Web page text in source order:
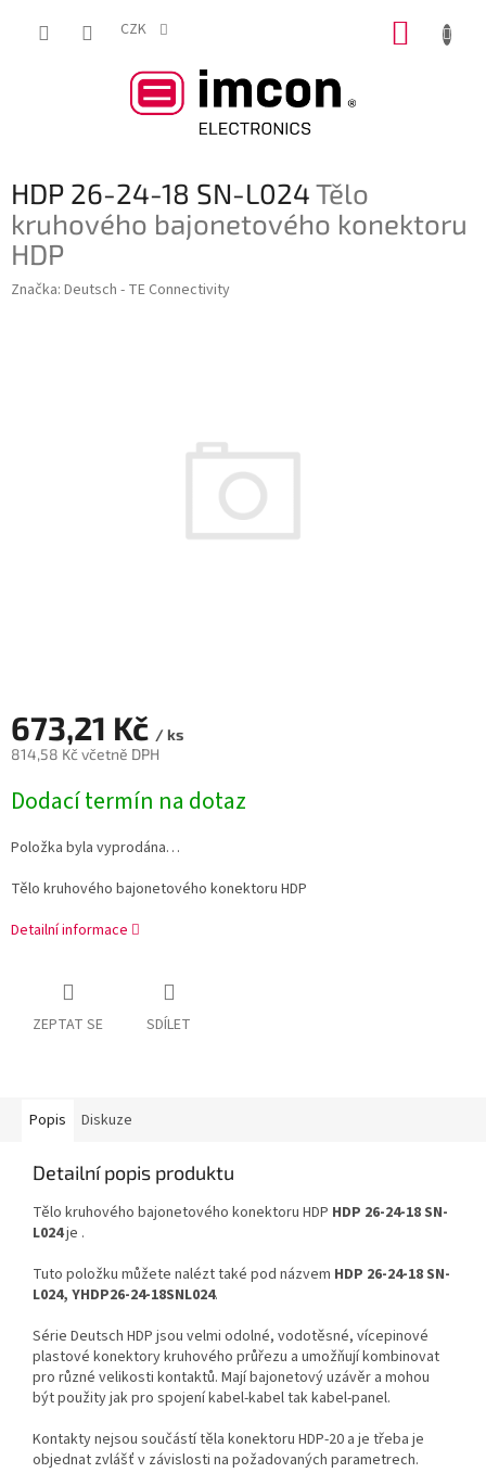
CZK
HDP 26-24-18 SN-L024Tělo
kruhového bajonetového konektoru
HDP
Značka: Deutsch - TE Connectivity
673,21 Kč / ks
814,58 Kč včetně DPH
cena:
Dodací termín na dotaz
Položka byla vyprodána…
Tělo kruhového bajonetového konektoru HDP
Detailní informace
ZEPTAT SE SDÍLET
Popis Diskuze
Detailní popis produktu
Tělo kruhového bajonetového konektoru HDP HDP 26-24-18 SN-
L024je .
Tuto položku můžete nalézt také pod názvem HDP 26-24-18 SN-
L024, YHDP26-24-18SNL024.
Série Deutsch HDP jsou velmi odolné, vodotěsné, vícepinové
plastové konektory kruhového průřezu a umožňují kombinovat
pro různé velikosti kontaktů. Mají bajonetový uzávěr a mohou
být použity jak pro spojení kabel-kabel tak kabel-panel.
Kontakty nejsou součástí těla konektoru HDP-20 a je třeba je
objednat zvlášť v závislosti na požadovaných parametrech.